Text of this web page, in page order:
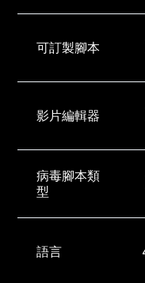
可訂製腳本
影片編輯器
病毒腳本類
型
語言